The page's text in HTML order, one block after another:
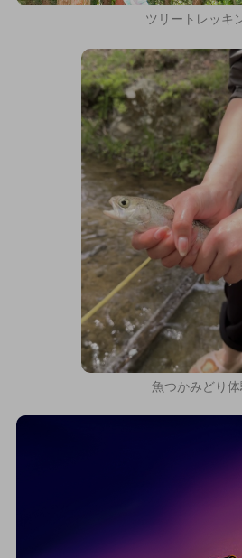
ツリートレッキ
魚つかみどり体